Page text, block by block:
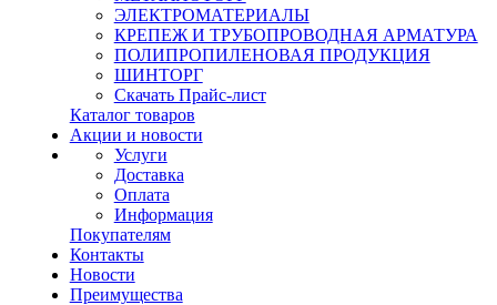
ЭЛЕКТРОМАТЕРИАЛЫ
КРЕПЕЖ И ТРУБОПРОВОДНАЯ АРМАТУРА
ПОЛИПРОПИЛЕНОВАЯ ПРОДУКЦИЯ
ШИНТОРГ
Скачать Прайс-лист
Каталог товаров
Акции и новости
Услуги
Доставка
Оплата
Информация
Покупателям
Контакты
Новости
Преимущества